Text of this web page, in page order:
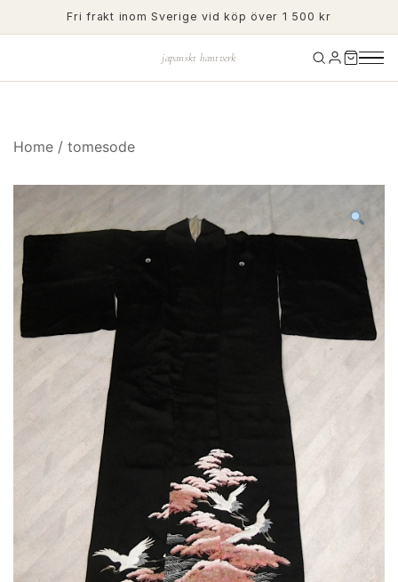
to
Fri frakt inom Sverige vid köp över 1 500 kr
japanskt hantverk
Home / tomesode